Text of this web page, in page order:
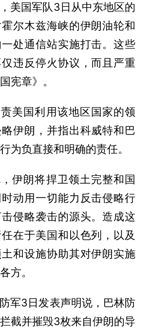
美国军队3日从中东地区的
尔木兹海峡的伊朗油轮和
处通信站实施打击。这些
违反停火协议，而且严重
宪章》。
美国利用该地区国家的领
伊朗，并指出科威特和巴
为负直接和明确的责任。
伊朗将捍卫领土完整和国
动用一切能力反击侵略行
侵略袭击的源头。造成这
在于美国和以色列，以及
和设施协助其对伊朗实施
方。
军3日发表声明说，巴林防
截并摧毁3枚来自伊朗的导